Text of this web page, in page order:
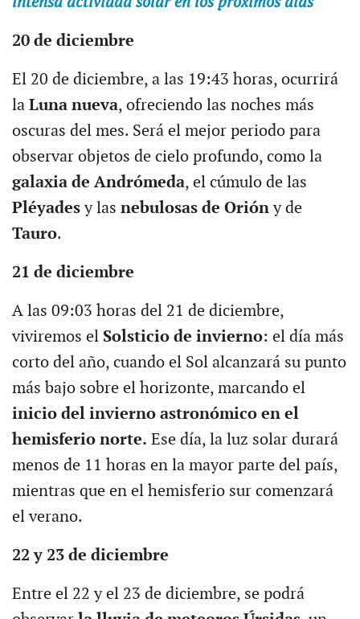
20 de diciembre
El 20 de diciembre, a las 19:43 horas, ocurrirá
la Luna nueva, ofreciendo las noches más
oscuras del mes. Será el mejor periodo para
observar objetos de cielo profundo, como la
galaxia de Andrómeda, el cúmulo de las
Pléyadesy las nebulosas de Orióny de
Tauro.
21 de diciembre
A las 09:03 horas del 21 de diciembre,
viviremos el Solsticio de invierno: el día más
corto del año, cuando el Sol alcanzará su punto
más bajo sobre el horizonte, marcando el
inicio del invierno astronómico en el
hemisferio norte. Ese día, la luz solar durará
menos de 11 horas en la mayor parte del país,
mientras que en el hemisferio sur comenzará
el verano.
22 y 23 de diciembre
Entre el 22 y el 23 de diciembre, se podrá